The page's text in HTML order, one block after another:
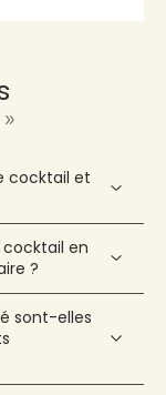
cocktail et
en
?
sont-elles